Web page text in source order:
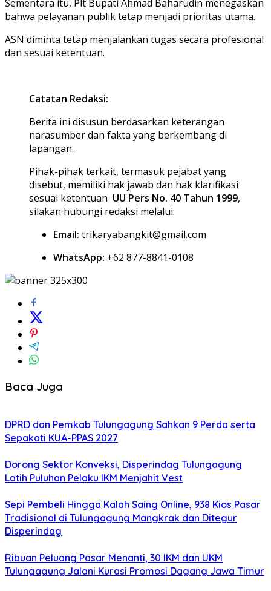
Sementara itu, Plt Bupati Ahmad Baharudin menegaskan
bahwa pelayanan publik tetap menjadi prioritas utama.
ASN diminta tetap menjalankan tugas secara profesional
dan sesuai ketentuan.
Catatan Redaksi:
Berita ini disusun berdasarkan keterangan
narasumber dan fakta yang berkembang di
lapangan.
Pihak-pihak terkait, termasuk pejabat yang
disebut, memiliki hak jawab dan hak klarifikasi
sesuai ketentuan UU Pers No. 40 Tahun 1999,
silakan hubungi redaksi melalui:
Email: trikaryabangkit@gmail.com
WhatsApp: +62 877-8841-0108
Baca Juga
DPRD dan Pemkab Tulungagung Sahkan 9 Perda serta
Sepakati KUA-PPAS 2027
Dorong Sektor Konveksi, Disperindag Tulungagung
Latih Puluhan Pelaku IKM Menjahit Vest
Sepi Pembeli Hingga Kalah Saing Online, 938 Kios Pasar
Tradisional di Tulungagung Mangkrak dan Ditegur
Disperindag
Ribuan Peluang Pasar Menanti, 30 IKM dan UKM
Tulungagung Jalani Kurasi Promosi Dagang Jawa Timur